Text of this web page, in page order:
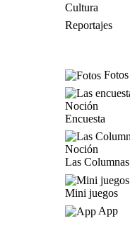
Cultura
Reportajes
Fotos
Encuesta
Las Columnas
Mini juegos
App